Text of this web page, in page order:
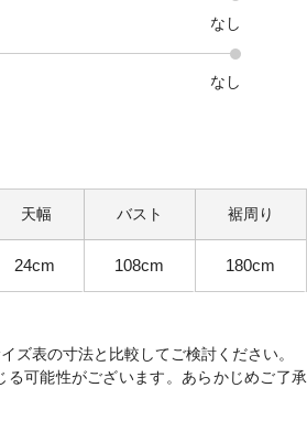
なし
なし
天幅 バスト 裾周り
24cm 108cm 180cm
ズ表の寸法と比較してご検討ください。
可能性がございます。あらかじめご了承